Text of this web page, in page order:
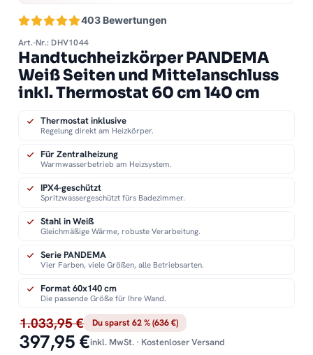
403 Bewertungen
Art.-Nr.: DHV1044
Handtuchheizkörper PANDEMA
Weiß Seiten und Mittelanschluss
inkl. Thermostat 60 cm 140 cm
1.033,95 € Du sparst 62 % (636 €)
397,95 €inkl. MwSt. · Kostenloser Versand
Thermostat inklusive
Regelung direkt am Heizkörper.
Für Zentralheizung
Warmwasserbetrieb am Heizsystem.
IPX4-geschützt
Spritzwassergeschützt fürs Badezimmer.
Stahl in Weiß
Gleichmäßige Wärme, robuste Verarbeitung.
Serie PANDEMA
Vier Farben, viele Größen, alle Betriebsarten.
Format 60x140 cm
Die passende Größe für Ihre Wand.